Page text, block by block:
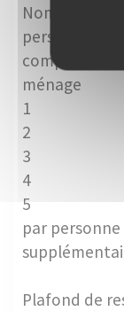
Nombre de
personnes
composant le
ménage
1
2
3
4
5
par personne
Plafond de